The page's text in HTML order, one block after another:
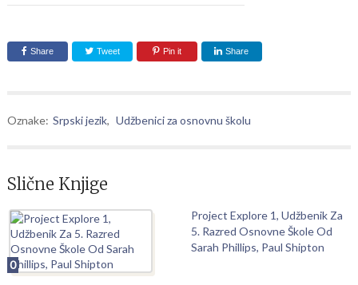
Share Tweet Pin it Share
Oznake: Srpski jezik, Udžbenici za osnovnu školu
Slične Knjige
0
Project Explore 1, Udžbenik Za
5. Razred Osnovne Škole Od
Sarah Phillips, Paul Shipton